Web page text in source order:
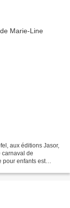
aux éditions Jasor,
carnaval de
pour enfants est